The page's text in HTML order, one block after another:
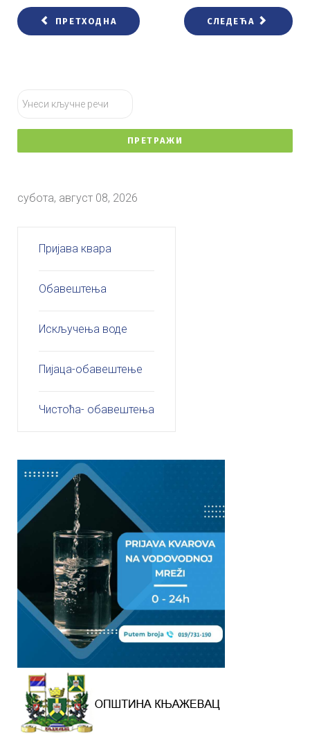
ПРЕТХОДНА СЛЕДЕЋА
тражи...
ПРЕТРАЖИ
субота, август 08, 2026
Пријава квара
Обавештења
Искључења воде
Пијаца-обавештење
Чистоћа- обавештења